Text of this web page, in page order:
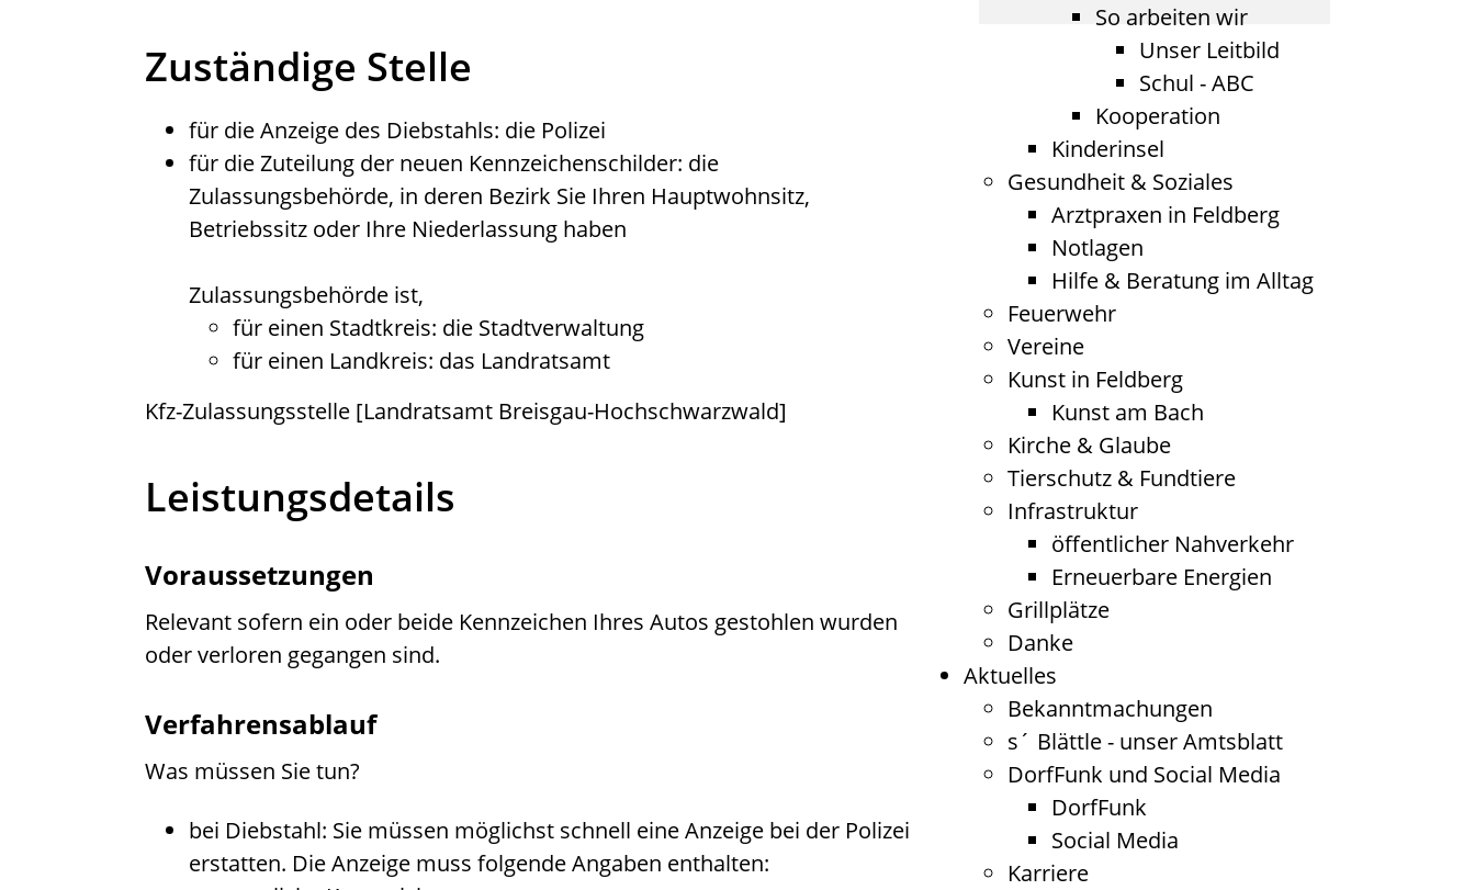
So arbeiten wir
Unser Leitbild
Schul - ABC
Kooperation
Kinderinsel
Gesundheit & Soziales
Arztpraxen in Feldberg
Notlagen
Hilfe & Beratung im Alltag
Feuerwehr
Vereine
Kunst in Feldberg
Kunst am Bach
Kirche & Glaube
Tierschutz & Fundtiere
Infrastruktur
öffentlicher Nahverkehr
Erneuerbare Energien
Grillplätze
Danke
Aktuelles
Bekanntmachungen
s´ Blättle - unser Amtsblatt
DorfFunk und Social Media
DorfFunk
Social Media
Karriere
Zuständige Stelle
für die Anzeige des Diebstahls: die Polizei
für die Zuteilung der neuen Kennzeichenschilder: die
Zulassungsbehörde, in deren Bezirk Sie Ihren Hauptwohnsitz,
Betriebssitz oder Ihre Niederlassung haben
Zulassungsbehörde ist,
für einen Stadtkreis: die Stadtverwaltung
für einen Landkreis: das Landratsamt
Kfz-Zulassungsstelle [Landratsamt Breisgau-Hochschwarzwald]
Leistungsdetails
Voraussetzungen
Relevant sofern ein oder beide Kennzeichen Ihres Autos gestohlen wurden
oder verloren gegangen sind.
Verfahrensablauf
Was müssen Sie tun?
bei Diebstahl: Sie müssen möglichst schnell eine Anzeige bei der Polizei
erstatten. Die Anzeige muss folgende Angaben enthalten: